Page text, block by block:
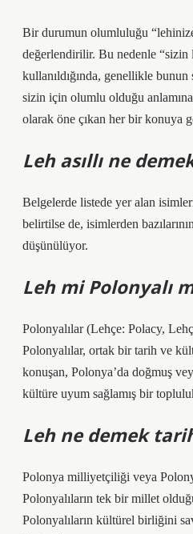
Bir durumun olumluluğu
değerlendirilir. Bu nedenle
kullanıldığında, genellikle bunun
sizin için olumlu olduğu
olarak öne çıkan her bir konuya
Leh asıllı ne
Belgelerde listede yer alan
belirtilse de, isimlerden
düşünülüyor.
Leh mi Polonyalı
Polonyalılar (Lehçe: Polacy,
Polonyalılar, ortak bir tarih ve
konuşan, Polonya’da doğmuş
kültüre uyum sağlamış bir
Leh ne demek
Polonya milliyetçiliği veya
Polonyalıların tek bir millet
Polonyalıların kültürel birliğini